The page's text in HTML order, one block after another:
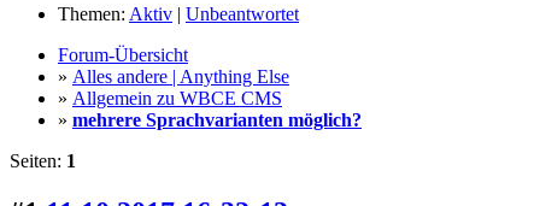
Themen: Aktiv | Unbeantwortet
Forum-Übersicht
» Alles andere | Anything Else
» Allgemein zu WBCE CMS
» mehrere Sprachvarianten möglich?
Seiten: 1